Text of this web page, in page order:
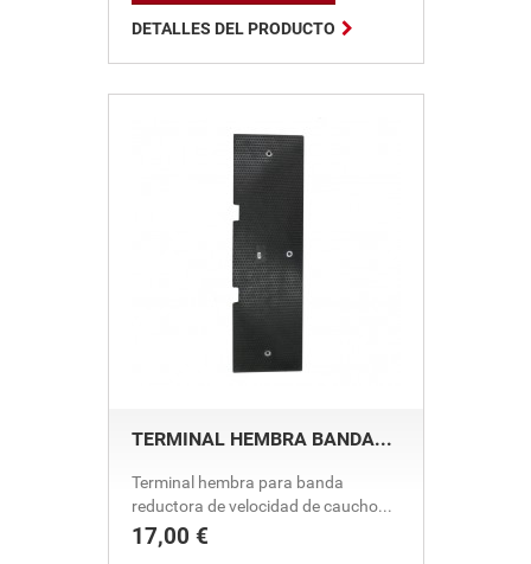

DETALLES DEL PRODUCTO
TERMINAL HEMBRA BANDA...
Terminal hembra para banda
reductora de velocidad de caucho...
Precio
17,00 €